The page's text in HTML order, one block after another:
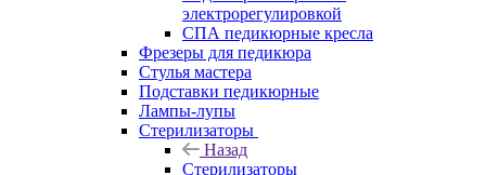
электрорегулировкой
СПА педикюрные кресла
Фрезеры для педикюра
Стулья мастера
Подставки педикюрные
Лампы-лупы
Стерилизаторы
Назад
Стерилизаторы